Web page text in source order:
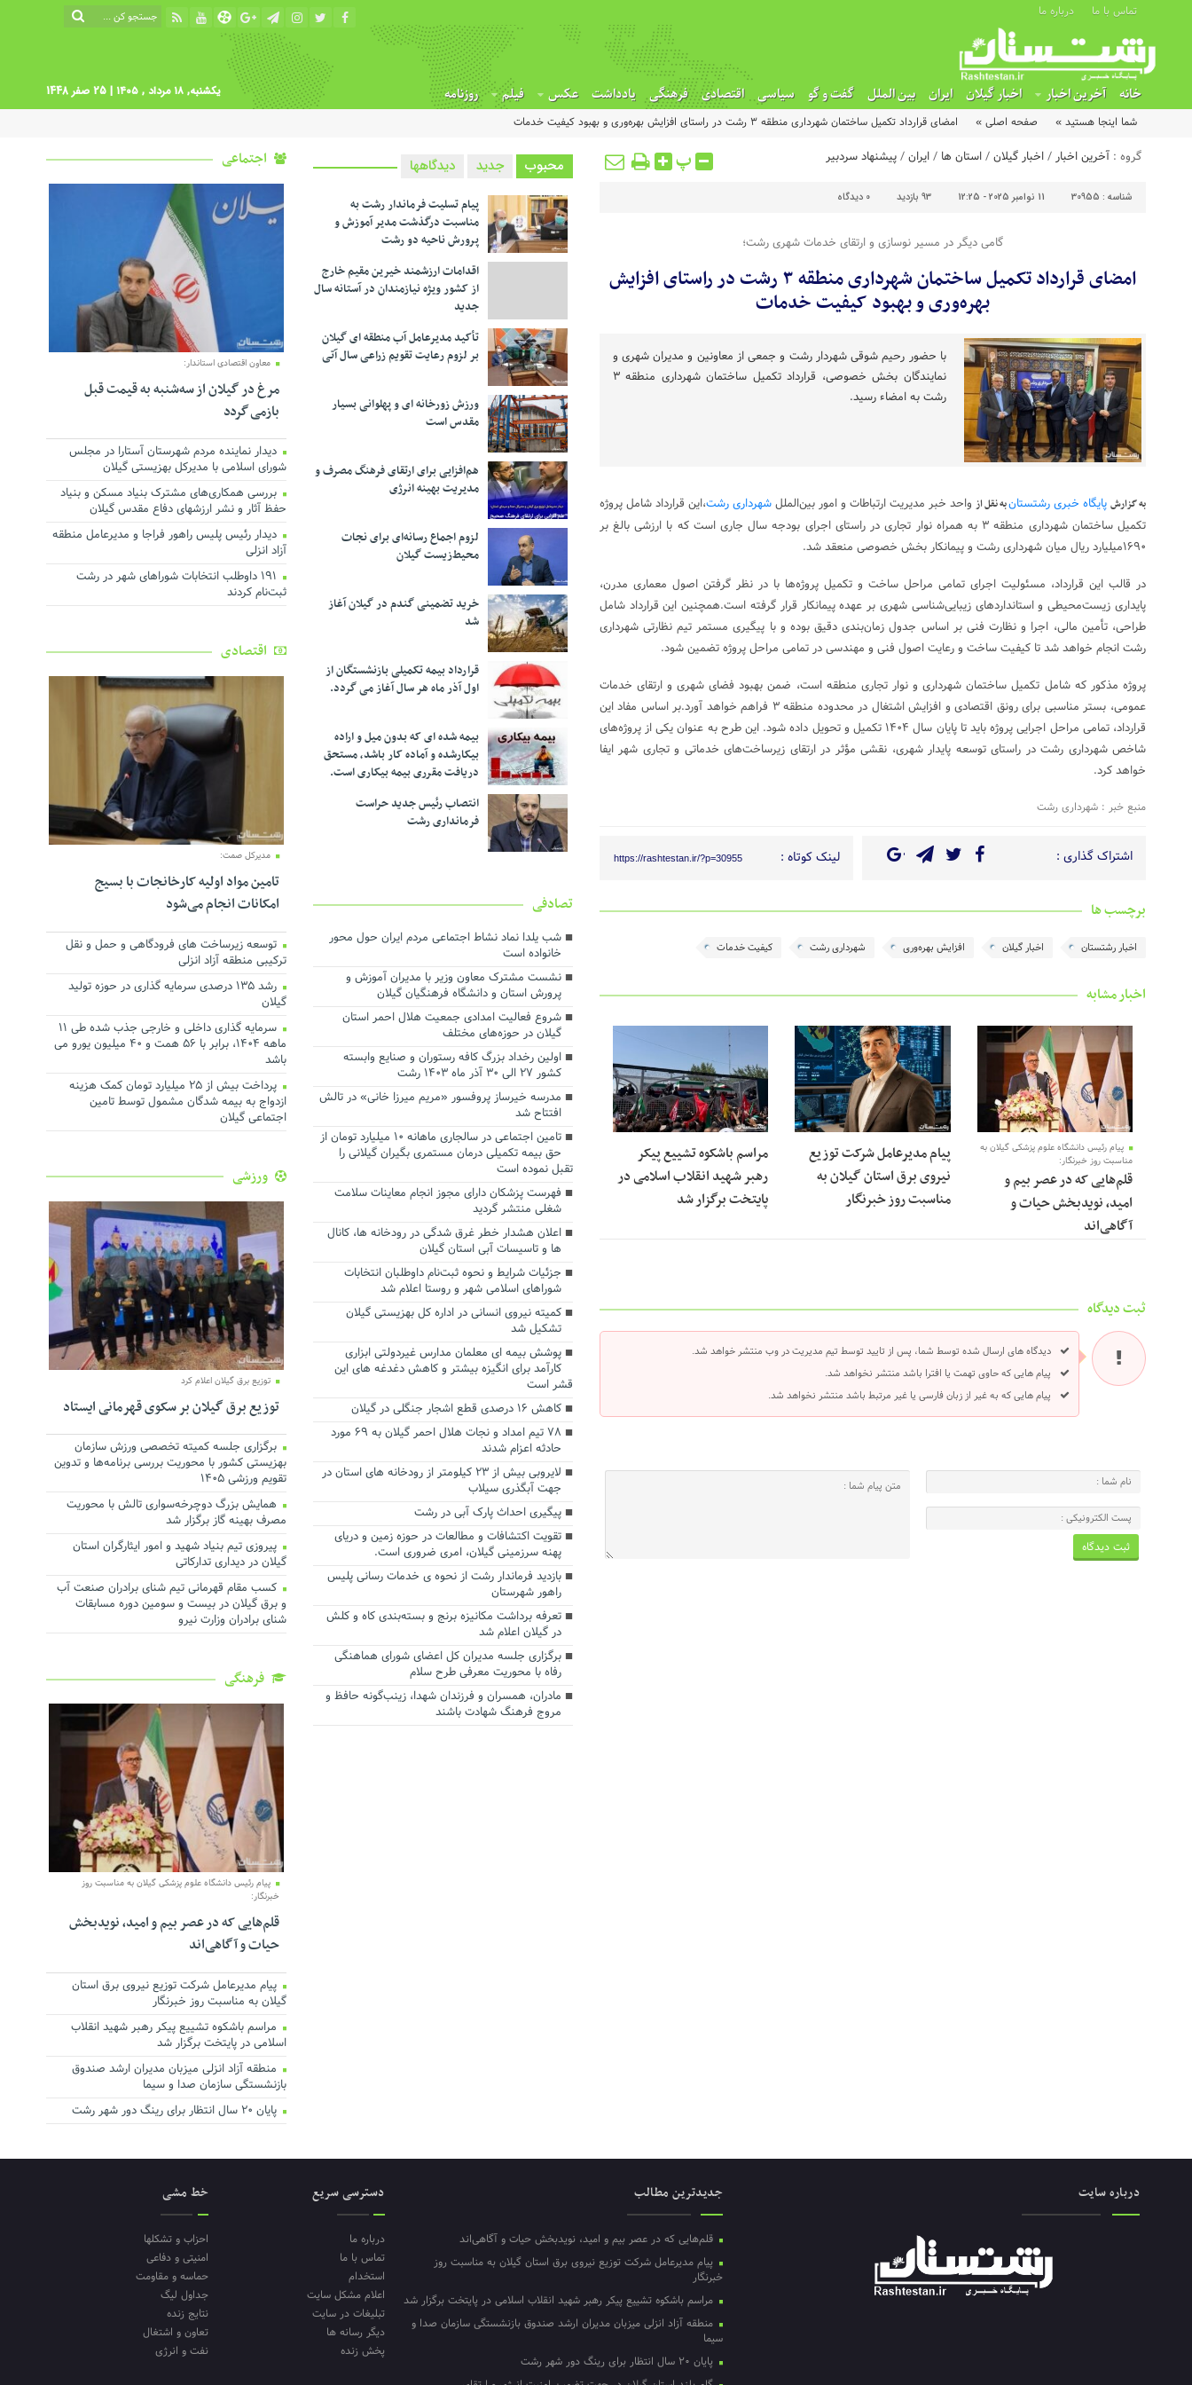
تماس با ما درباره ما
خانه آخرین اخبار اخبار گیلان ایران بین الملل گفت و گو سیاسی اقتصادی فرهنگی یادداشت عکس فیلم روزنامه یکشنبه, ۱۸ مرداد , ۱۴۰۵ | 25 صفر 1448
شما اینجا هستید » صفحه اصلی » امضای قرارداد تکمیل ساختمان شهرداری منطقه ۳ رشت در راستای افزایش بهره‌وری و بهبود کیفیت خدمات
گروه : آخرین اخبار/اخبار گیلان/استان ها /ایران/پیشنهاد سردبیر پ
شناسه : 30955 11 نوامبر 2025 - 12:25 93 بازدید 0 دیدگاه
گامی دیگر در مسیر نوسازی و ارتقای خدمات شهری رشت؛
امضای قرارداد تکمیل ساختمان شهرداری منطقه ۳ رشت در راستای افزایش
بهره‌وری و بهبود کیفیت خدمات
با حضور رحیم شوقی شهردار‌ رشت و جمعی از معاونین و مدیران شهری و
نمایندگان بخش خصوصی، قرارداد تکمیل ساختمان شهرداری منطقه ۳
رشت به امضاء رسید.
به گزارشپایگاه خبری رشتستانبه نقل از واحد خبر مدیریت ارتباطات و امور بین‌المللشهرداری رشت،این قرارداد شامل پروژه
تکمیل ساختمان شهرداری منطقه ۳ به همراه نوار تجاری در راستای اجرای بودجه سال جاری است که با ارزشی بالغ بر
۱۶۹۰‌میلیارد ریال میان شهرداری رشت و پیمانکار بخش خصوصی منعقد شد.
در قالب این قرارداد، مسئولیت اجرای تمامی مراحل ساخت و تکمیل پروژه‌ها با در نظر گرفتن اصول معماری مدرن،
پایداری زیست‌محیطی و استانداردهای زیبایی‌شناسی شهری بر عهده پیمانکار قرار گرفته است.همچنین این قرارداد شامل
طراحی، تأمین مالی، اجرا و نظارت فنی بر اساس جدول زمان‌بندی دقیق بوده و با پیگیری مستمر تیم نظارتی شهرداری
رشت انجام خواهد شد تا کیفیت ساخت و رعایت اصول فنی و مهندسی در تمامی مراحل پروژه تضمین شود.
پروژه مذکور که شامل تکمیل ساختمان شهرداری و نوار تجاری منطقه است، ضمن بهبود فضای شهری و ارتقای خدمات
عمومی، بستر مناسبی برای رونق اقتصادی و افزایش اشتغال در محدوده منطقه ۳ فراهم خواهد آورد.بر اساس مفاد این
قرارداد، تمامی مراحل اجرایی پروژه باید تا پایان سال ۱۴۰۴ تکمیل و تحویل داده شود. این طرح به عنوان یکی از پروژه‌های
شاخص شهرداری رشت در راستای توسعه پایدار شهری، نقشی مؤثر در ارتقای زیرساخت‌های خدماتی و تجاری شهر ایفا
خواهد کرد.
منبع خبر : شهرداری رشت
اشتراک گذاری : لینک کوتاه : https://rashtestan.ir/?p=30955
برچسب ها
اخبار رشتستان اخبار گیلان افزایش بهره‌وری شهرداری رشت کیفیت خدمات
اخبار مشابه
پیام رئیس دانشگاه علوم پزشکی گیلان به
مناسبت روز خبرنگار:
قلم‌هایی که در عصر بیم و
امید، نویدبخش حیات و
آگاهی‌اند
پیام مدیرعامل شرکت توزیع
نیروی برق استان گیلان به
مناسبت روز خبرنگار ‌
مراسم باشکوه تشییع پیکر
رهبر شهید انقلاب اسلامی در
پایتخت برگزار شد
ثبت دیدگاه
دیدگاه های ارسال شده توسط شما، پس از تایید توسط تیم مدیریت در وب منتشر خواهد شد.
پیام هایی که حاوی تهمت یا افترا باشد منتشر نخواهد شد.
پیام هایی که به غیر از زبان فارسی یا غیر مرتبط باشد منتشر نخواهد شد.
محبوب جدید دیدگاهها
پیام تسلیت فرماندار رشت به
مناسبت درگذشت مدیر آموزش و
پرورش ناحیه دو رشت
اقدامات ارزشمند خیرین مقیم خارج
از کشور ویژه نیازمندان در آستانه سال
جدید
تأکید مدیرعامل آب منطقه ای گیلان
بر لزوم رعایت تقویم زراعی‌ سال آتی
ورزش زورخانه ای و پهلوانی بسیار
مقدس است
هم‌افزایی برای ارتقای فرهنگ مصرف و
مدیریت بهینه انرژی
لزوم اجماع رسانه‌ای برای نجات
محیط‌زیست گیلان
خرید تضمینی گندم در گیلان آغاز
شد
قرارداد بیمه تکمیلی بازنشستگان از
اول آذر ماه هر سال آغاز می گردد.
بیمه شده ای که بدون میل و اراده
بیکارشده و آماده کار باشد، مستحق
دریافت مقرری بیمه بیکاری است.
انتصاب رئیس جدید حراست
فرمانداری رشت
تصادفی
شب یلدا نماد نشاط اجتماعی مردم ایران حول محور
خانواده است
نشست مشترک معاون وزیر با مدیران آموزش ‌و
پرورش استان و دانشگاه فرهنگیان گیلان
شروع فعالیت امدادی جمعیت هلال احمر استان
گیلان در حوزه‌های مختلف
اولین رخداد بزرگ کافه رستوران و صنایع وابسته
کشور ۲۷ الی ۳۰ آذر ماه ۱۴۰۳ رشت
مدرسه خیرساز پروفسور «مریم میرزا خانی» در تالش
افتتاح شد
تامین اجتماعی در سالجاری ماهانه ۱۰ میلیارد تومان از
حق بیمه تکمیلی درمان مستمری بگیران گیلانی را
تقبل نموده است
فهرست پزشکان دارای مجوز انجام معاینات سلامت
شغلی منتشر گردید
اعلان هشدار خطر غرق شدگی در رودخانه ها، کانال
ها و تاسیسات آبی استان گیلان
جزئیات شرایط و نحوه ثبت‌نام داوطلبان انتخابات
شوراهای اسلامی شهر و روستا اعلام شد
کمیته نیروی انسانی در اداره کل بهزیستی گیلان
تشکیل شد
پوشش بیمه ای معلمان مدارس غیردولتی ابزاری
کارآمد برای انگیزه بیشتر و کاهش دغدغه های این
قشر است
کاهش ۱۶ درصدی قطع اشجار جنگلی در گیلان
۷۸ تیم امداد و نجات هلال احمر گیلان به ۶۹ مورد
حادثه اعزام شدند
لایروبی بیش از ۲۳ کیلومتر از رودخانه های استان در
جهت آبگذری سیلاب
پیگیری احداث پارک آبی در رشت
تقویت اکتشافات و مطالعات در حوزه زمین و دریای
پهنه سرزمینی گیلان، امری ضروری است.
بازدید فرماندار رشت از نحوه ی خدمات رسانی پلیس
راهور شهرستان
تعرفه برداشت مکانیزه برنج و بسته‌بندی کاه و کلش
در گیلان اعلام شد
برگزاری جلسه مدیران کل اعضای شورای هماهنگی
رفاه با محوریت معرفی طرح سلام
مادران، همسران و فرزندان شهدا، زینب‌گونه حافظ و
مروج فرهنگ شهادت باشند
اجتماعی
معاون اقتصادی استاندار:
مرغ در گیلان از سه‌شنبه به قیمت قبل
بازمی گردد
دیدار نماینده مردم شهرستان آستارا در مجلس
شورای اسلامی با مدیرکل بهزیستی گیلان
بررسی همکاری‌های مشترک بنیاد مسکن و بنیاد
حفظ آثار و نشر ارزشهای دفاع مقدس گیلان
دیدار رئیس پلیس راهور فراجا و مدیرعامل منطقه
آزاد انزلی
۱۹۱ داوطلب انتخابات شوراهای شهر در رشت
ثبت‌نام کردند
اقتصادی
مدیرکل صمت:
تامین مواد اولیه کارخانجات با بسیج
امکانات انجام می‌شود
توسعه زیرساخت های فرودگاهی و حمل و نقل
ترکیبی منطقه آزاد انزلی
رشد ۱۳۵ درصدی سرمایه گذاری در حوزه تولید
گیلان
سرمایه گذاری داخلی و خارجی جذب شده طی ۱۱
ماهه ۱۴۰۴، برابر با ۵۶ همت و ۴۰ میلیون یورو می
باشد
پرداخت بیش از ۲۵ میلیارد تومان کمک هزینه
ازدواج به بیمه شدگان مشمول توسط تامین
اجتماعی گیلان
ورزشی
توزیع برق گیلان اعلام کرد
توزیع برق گیلان بر سکوی قهرمانی ایستاد
برگزاری جلسه کمیته تخصصی ورزش سازمان
بهزیستی کشور با محوریت بررسی برنامه‌ها و تدوین
تقویم ورزشی ۱۴۰۵
همایش بزرگ دوچرخه‌سواری تالش با محوریت
مصرف بهینه گاز برگزار شد
پیروزی تیم بنیاد شهید و امور ایثارگران استان
گیلان در دیداری تدارکاتی
کسب مقام قهرمانی تیم شنای برادران صنعت آب
و برق گیلان در بیست و سومین دوره مسابقات
شنای برادران وزارت نیرو
فرهنگی
پیام رئیس دانشگاه علوم پزشکی گیلان به مناسبت روز
خبرنگار:
قلم‌هایی که در عصر بیم و امید، نویدبخش
حیات و آگاهی‌اند
پیام مدیرعامل شرکت توزیع نیروی برق استان
گیلان به مناسبت روز خبرنگار ‌
مراسم باشکوه تشییع پیکر رهبر شهید انقلاب
اسلامی در پایتخت برگزار شد
منطقه آزاد انزلی میزبان مدیران ارشد صندوق
بازنشستگی سازمان صدا و سیما
پایان ۲۰ سال انتظار برای رینگ دور شهر رشت
درباره سایت جدیدترین مطالب
قلم‌هایی که در عصر بیم و امید، نویدبخش حیات و آگاهی‌اند
پیام مدیرعامل شرکت توزیع نیروی برق استان گیلان به مناسبت روز
خبرنگار ‌
مراسم باشکوه تشییع پیکر رهبر شهید انقلاب اسلامی در پایتخت برگزار شد
منطقه آزاد انزلی میزبان مدیران ارشد صندوق بازنشستگی سازمان صدا و
سیما
پایان ۲۰ سال انتظار برای رینگ دور شهر رشت
دسترسی سریع
درباره ما
تماس با ما
استخدام
اعلام مشکل سایت
تبلیغات در سایت
دیگر رسانه ها
پخش زنده
خط مشی
احزاب و تشکلها
امنیتی و دفاعی
حماسه و مقاومت
جداول لیگ
نتایج زنده
تعاون و اشتغال
نفت و انرژی